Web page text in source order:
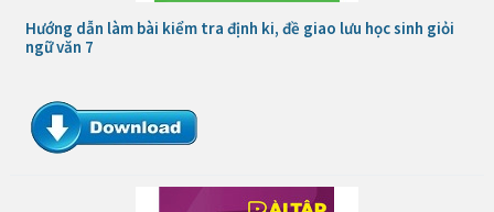
Hướng dẫn làm bài kiểm tra định ki, đề giao lưu học sinh giỏi
ngữ văn 7